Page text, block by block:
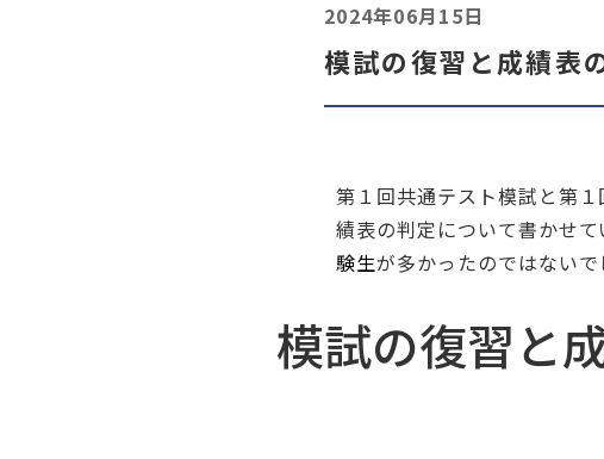
2024年06月15日
模試の復習と成績表
第１回共通テスト模試と第
績表の判定について書かせ
験生が多かったのではないで
模試の復習と